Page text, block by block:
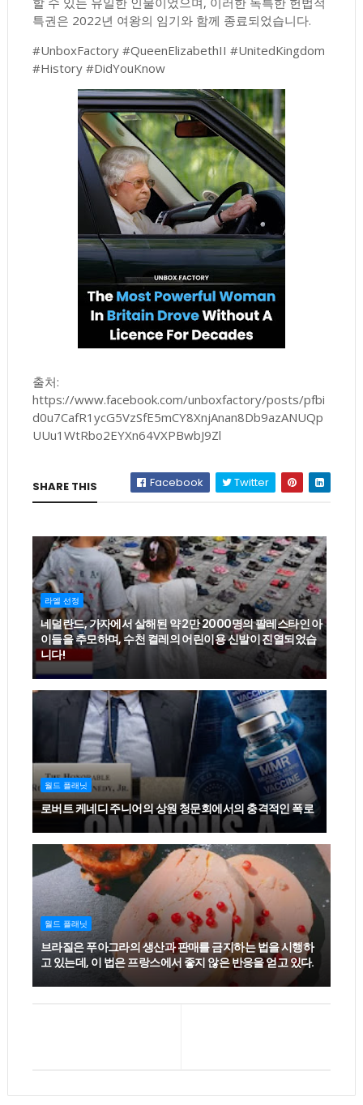
특권은 2022년 여왕의 임기와 함께 종료되었습니다.
#UnboxFactory #QueenElizabethII #UnitedKingdom
#History #DidYouKnow
출처:
https://www.facebook.com/unboxfactory/posts/pfbi
d0u7CafR1ycG5VzSfE5mCY8XnjAnan8Db9azANUQp
UUu1WtRbo2EYXn64VXPBwbJ9Zl
SHARE THIS Facebook Twitter
라엘 선정
네덜란드, 가자에서 살해된 약 2만 2000명의 팔레스타인 아
이들을 추모하며, 수천 켤레의 어린이용 신발이 진열되었습
니다!
월드 플래닛
로버트 케네디 주니어의 상원 청문회에서의 충격적인 폭로
월드 플래닛
브라질은 푸아그라의 생산과 판매를 금지하는 법을 시행하
고 있는데, 이 법은 프랑스에서 좋지 않은 반응을 얻고 있다.